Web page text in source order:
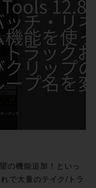
の機能追加！といっ
で大量のテイク/トラ